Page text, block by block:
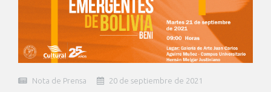
Nota de Prensa 20 de septiembre de 2021